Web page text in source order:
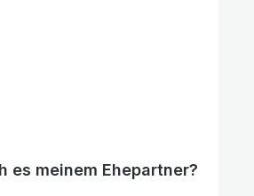
es meinem Ehepartner?